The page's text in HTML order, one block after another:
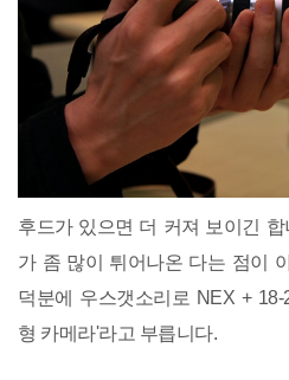
후드가 있으면 더 커져 보이긴
가 좀 많이 튀어나온 다는 점이
덕분에 우스갯소리로 NEX + 18-
형 카메라'라고 부릅니다.